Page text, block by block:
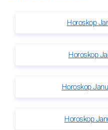
Horoskop
Horoskop
Horoskop
Horoskop